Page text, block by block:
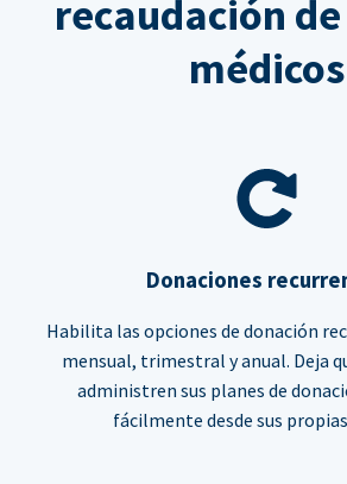
recaudación
médicos
Donaciones
Habilita las opciones de donación
mensual, trimestral y anual. Deja
administren sus planes de
fácilmente desde sus